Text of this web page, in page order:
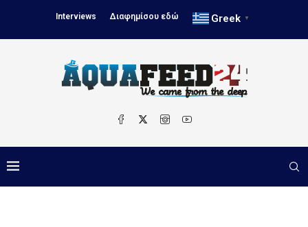
Interviews Διαφημίσου εδώ Greek ▼